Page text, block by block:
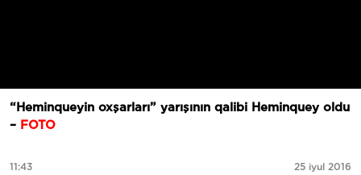
“Heminqueyin oxşarları” yarışının qalibi Heminquey oldu
– FOTO
11:43 25 iyul 2016